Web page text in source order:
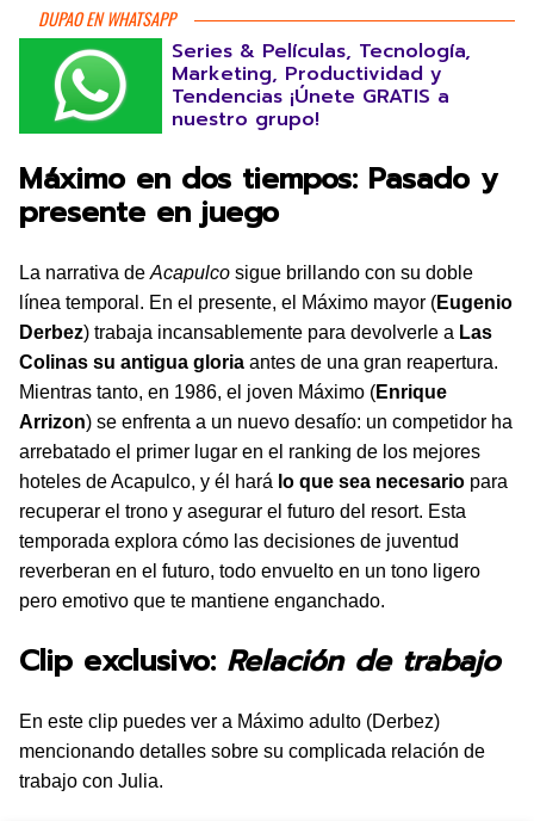
DUPAO EN WHATSAPP
Series & Películas, Tecnología,
Marketing, Productividad y
Tendencias ¡Únete GRATIS a
nuestro grupo!
Máximo en dos tiempos: Pasado y
presente en juego
La narrativa de Acapulco sigue brillando con su doble
línea temporal. En el presente, el Máximo mayor (Eugenio
Derbez) trabaja incansablemente para devolverle a Las
Colinas su antigua gloria antes de una gran reapertura.
Mientras tanto, en 1986, el joven Máximo (Enrique
Arrizon) se enfrenta a un nuevo desafío: un competidor ha
arrebatado el primer lugar en el ranking de los mejores
hoteles de Acapulco, y él hará lo que sea necesario para
recuperar el trono y asegurar el futuro del resort. Esta
temporada explora cómo las decisiones de juventud
reverberan en el futuro, todo envuelto en un tono ligero
pero emotivo que te mantiene enganchado.
Clip exclusivo: Relación de trabajo
En este clip puedes ver a Máximo adulto (Derbez)
mencionando detalles sobre su complicada relación de
trabajo con Julia.